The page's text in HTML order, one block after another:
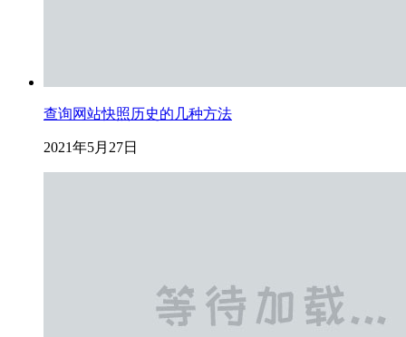
查询网站快照历史的几种方法
2021年5月27日